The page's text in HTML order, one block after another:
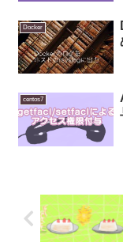
Docker
centos7